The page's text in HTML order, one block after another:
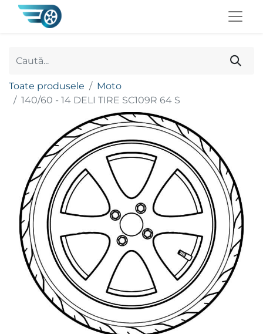
Toate produsele
Moto
140/60 - 14 DELI TIRE SC109R 64 S